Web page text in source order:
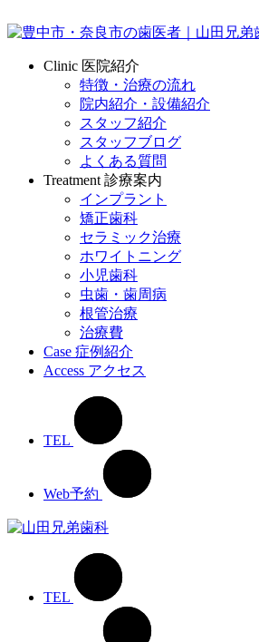
Clinic 医院紹介
特徴・治療の流れ
院内紹介・設備紹介
スタッフ紹介
スタッフブログ
よくある質問
Treatment 診療案内
インプラント
矯正歯科
セラミック治療
ホワイトニング
小児歯科
虫歯・歯周病
根管治療
治療費
Case 症例紹介
Access アクセス
TEL
Web予約
TEL